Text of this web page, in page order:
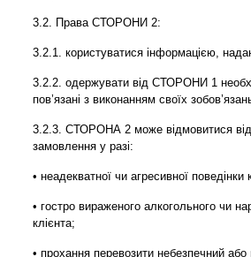
3.2. Права СТОРОНИ 2:
3.2.1. користуватися інформацією,
3.2.2. одержувати від СТОРОНИ 1
пов’язані з виконанням своїх
3.2.3. СТОРОНА 2 може відмовитися від
замовлення у разі:
• неадекватної чи агресивної поведінки
• гостро вираженого алкогольного чи
клієнта;
• прохання перевозити небезпечний